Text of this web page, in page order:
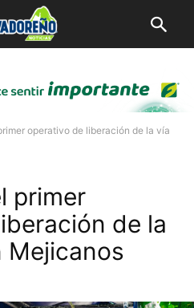
operativo de liberación de la vía
primer
de la
Mejicanos